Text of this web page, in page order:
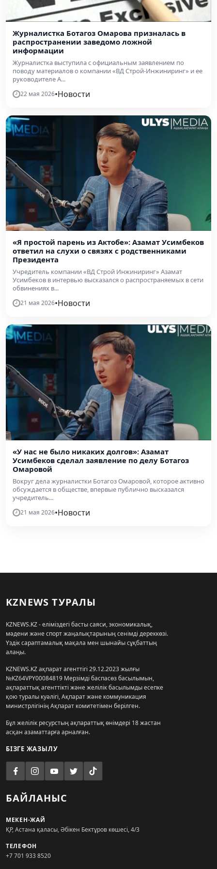
Журналистка Ботагоз Омарова призналась в
распространении заведомо ложной
информации
Журналистка выступила с официальным заявлением по
поводу материалов о компании «ВД Строй-Инжиниринг» и ее
руководителе А...
22 мая 2026•Новости
«Я простой парень из Актобе»: Азамат Усимбеков
ответил на слухи о связях с родственниками
Президента
Учредитель компании «ВД Строй Инжиниринг» Азамат
Усимбеков в интервью высказался о распространяемых в сети
обвинениях в...
21 мая 2026•Новости
«У нас не было никаких долгов»: Азамат
Усимбеков сделал заявление по делу Ботагоз
Омаровой
Вокруг дела журналистки Ботагоз Омаровой, которое активно
обсуждается в обществе, впервые публично высказался
учредитель...
21 мая 2026•Новости
KZNEWS ТУРАЛЫ
KZNEWS.KZ - еліміздегі басты саяси, экономикалық,
мәдени және спорт жаңалықтарының сенімді дереккөзі.
Үздік сараптамалық мақала мен шынайы сұқбаттың
алаңы.
KZNEWS.KZ ақпарат агенттігі 29.12.2023 жылғы
№KZ64VPY00084819 Мерзімді баспасөз басылымын,
ақпараттық агенттікті және желілік басылымды есепке
қою туралы куәлігі, Ақпарат және коммуникация
министрлігінің Ақпарат комитетімен берілген.
Бұл желілік ресурстың ақпараттық өнімдері 18 жастан
асқан азаматтарға арналған.
БІЗГЕ ЖАЗЫЛУ
БАЙЛАНЫС
МЕКЕН-ЖАЙ
ҚР, Астана қаласы, Әбікен Бектұров көшесі, 4/3
ТЕЛЕФОН
+7 701 933 8520